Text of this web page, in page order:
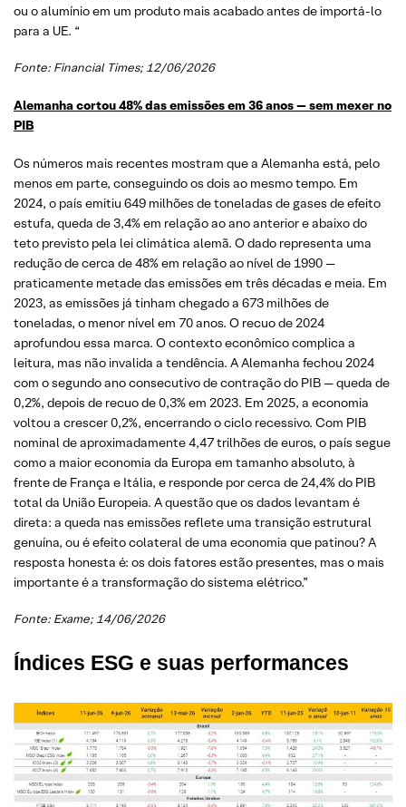
ou o alumínio em um produto mais acabado antes de importá-lo
para a UE. “
Fonte: Financial Times; 12/06/2026
Alemanha cortou 48% das emissões em 36 anos — sem mexer no
PIB
Os números mais recentes mostram que a Alemanha está, pelo
menos em parte, conseguindo os dois ao mesmo tempo. Em
2024, o país emitiu 649 milhões de toneladas de gases de efeito
estufa, queda de 3,4% em relação ao ano anterior e abaixo do
teto previsto pela lei climática alemã. O dado representa uma
redução de cerca de 48% em relação ao nível de 1990 —
praticamente metade das emissões em três décadas e meia. Em
2023, as emissões já tinham chegado a 673 milhões de
toneladas, o menor nível em 70 anos. O recuo de 2024
aprofundou essa marca. O contexto econômico complica a
leitura, mas não invalida a tendência. A Alemanha fechou 2024
com o segundo ano consecutivo de contração do PIB — queda de
0,2%, depois de recuo de 0,3% em 2023. Em 2025, a economia
voltou a crescer 0,2%, encerrando o ciclo recessivo. Com PIB
nominal de aproximadamente 4,47 trilhões de euros, o país segue
como a maior economia da Europa em tamanho absoluto, à
frente de França e Itália, e responde por cerca de 24,4% do PIB
total da União Europeia. A questão que os dados levantam é
direta: a queda nas emissões reflete uma transição estrutural
genuína, ou é efeito colateral de uma economia que patinou? A
resposta honesta é: os dois fatores estão presentes, mas o mais
importante é a transformação do sistema elétrico.”
Fonte: Exame; 14/06/2026
Índices ESG e suas performances